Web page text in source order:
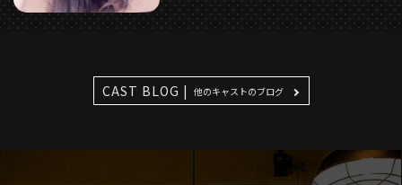
CAST BLOG | 他のキャストのブログ